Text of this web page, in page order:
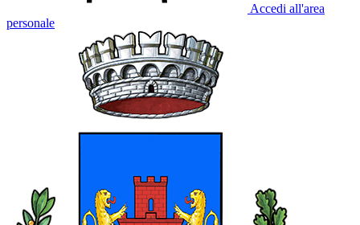
Accedi all'area
personale